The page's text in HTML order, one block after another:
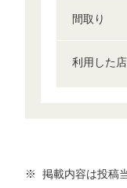
間取り
利用した
※ 掲載内容は投稿